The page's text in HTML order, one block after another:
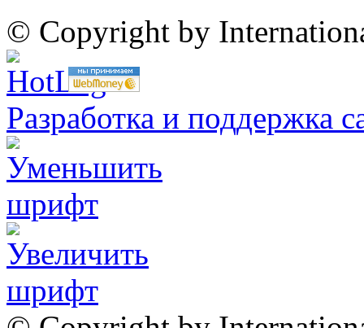
© Copyright by
Разработка и поддержка